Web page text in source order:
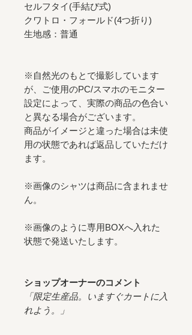
セルフタイ(手結び式)
クワトロ・フォールド(4つ折り)
生地感：普通
※自然光のもとで撮影しています
が、ご使用のPC/スマホのモニター
設定によって、実際の商品の色合い
と異なる場合がございます。
商品がイメージと違った場合は未使
用の状態であれば返品していただけ
ます。
※画像のシャツは商品に含まれませ
ん。
※画像のように専用BOXへ入れた
状態で発送いたします。
ショップオーナーのコメント
「限定生産品。いますぐカートに入
れよう。」